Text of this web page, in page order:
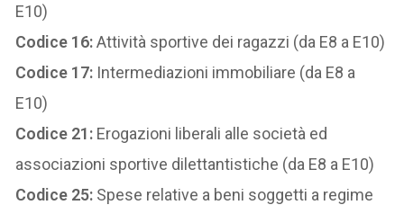
E10)
Codice 16:Attività sportive dei ragazzi (da E8 a E10)
Codice 17: Intermediazioni immobiliare (da E8 a
E10)
Codice 21: Erogazioni liberali alle società ed
associazioni sportive dilettantistiche (da E8 a E10)
Codice 25: Spese relative a beni soggetti a regime